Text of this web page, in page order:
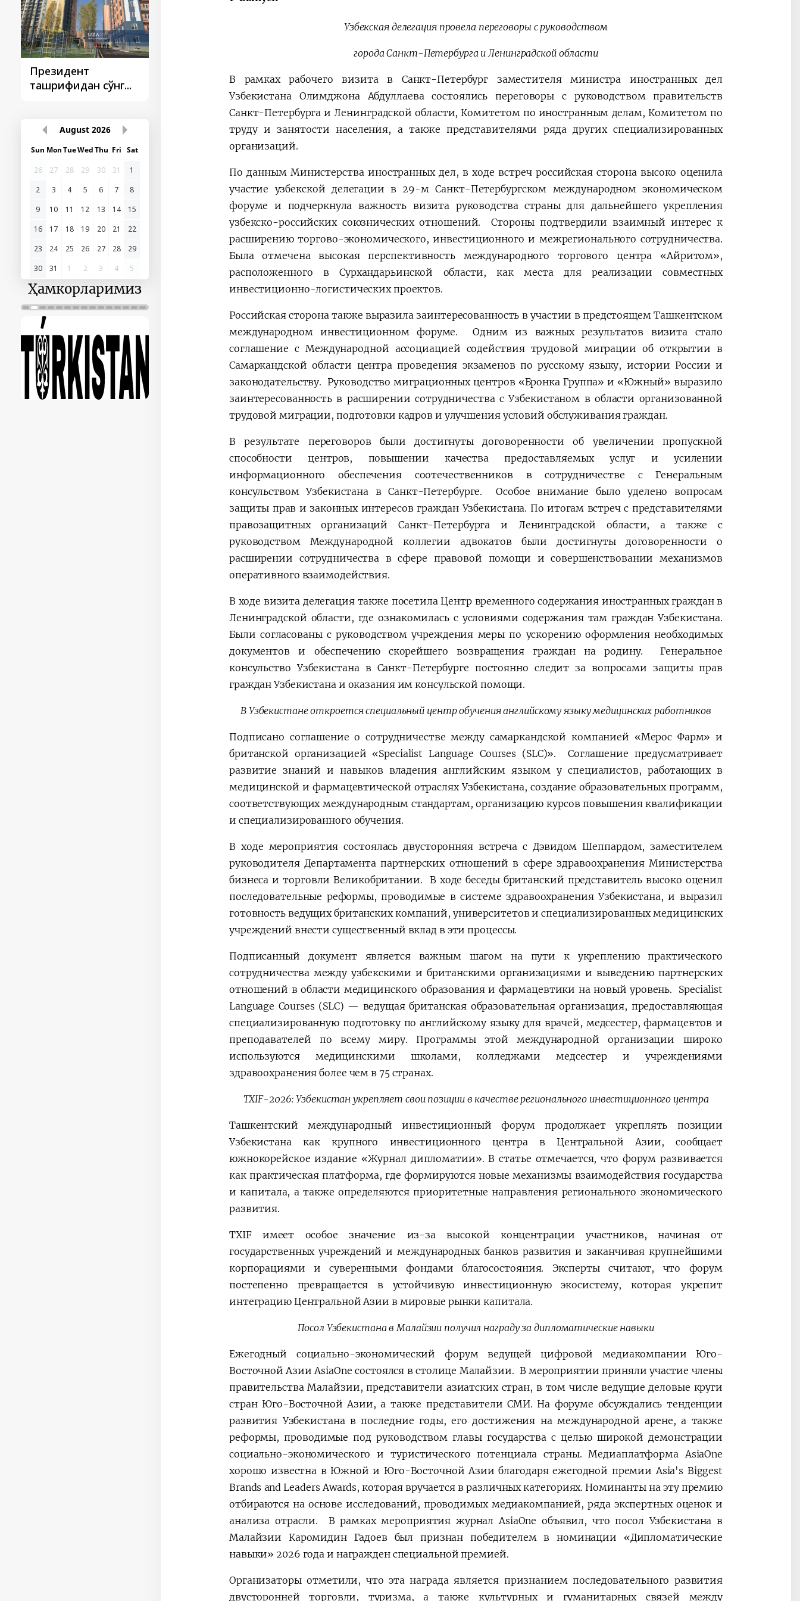
Президент
ташрифидан сўнг...
ташрифлари
“Ўзбекистон – 2030”
стратегияси
Мирзиёев
раислигида
ўтказилган
видеоселектор
August 2026
Sun MonTueWedThu Fri Sat
26
27 28 29 30 31
1
2
3 4 5 6 7
8
9
10 11 12 13 14
15
16
17 18 19 20 21
22
23
24 25 26 27 28
29
30
31 1 2 3 4 5
Ҳамкорларимиз
Узбекская делегация провела переговоры с руководством
города Санкт-Петербурга и Ленинградской области
В рамках рабочего визита в Санкт-Петербург заместителя министра иностранных дел
Узбекистана Олимджона Абдуллаева состоялись переговоры с руководством правительств
Санкт-Петербурга и Ленинградской области, Комитетом по иностранным делам, Комитетом по
труду и занятости населения, а также представителями ряда других специализированных
организаций.
По данным Министерства иностранных дел, в ходе встреч российская сторона высоко оценила
участие узбекской делегации в 29-м Санкт-Петербургском международном экономическом
форуме и подчеркнула важность визита руководства страны для дальнейшего укрепления
узбекско-российских союзнических отношений. Стороны подтвердили взаимный интерес к
расширению торгово-экономического, инвестиционного и межрегионального сотрудничества.
Была отмечена высокая перспективность международного торгового центра «Айритом»,
расположенного в Сурхандарьинской области, как места для реализации совместных
инвестиционно-логистических проектов.
Российская сторона также выразила заинтересованность в участии в предстоящем Ташкентском
международном инвестиционном форуме. Одним из важных результатов визита стало
соглашение с Международной ассоциацией содействия трудовой миграции об открытии в
Самаркандской области центра проведения экзаменов по русскому языку, истории России и
законодательству. Руководство миграционных центров «Бронка Группа» и «Южный» выразило
заинтересованность в расширении сотрудничества с Узбекистаном в области организованной
трудовой миграции, подготовки кадров и улучшения условий обслуживания граждан.
В результате переговоров были достигнуты договоренности об увеличении пропускной
способности центров, повышении качества предоставляемых услуг и усилении
информационного обеспечения соотечественников в сотрудничестве с Генеральным
консульством Узбекистана в Санкт-Петербурге. Особое внимание было уделено вопросам
защиты прав и законных интересов граждан Узбекистана. По итогам встреч с представителями
правозащитных организаций Санкт-Петербурга и Ленинградской области, а также с
руководством Международной коллегии адвокатов были достигнуты договоренности о
расширении сотрудничества в сфере правовой помощи и совершенствовании механизмов
оперативного взаимодействия.
В ходе визита делегация также посетила Центр временного содержания иностранных граждан в
Ленинградской области, где ознакомилась с условиями содержания там граждан Узбекистана.
Были согласованы с руководством учреждения меры по ускорению оформления необходимых
документов и обеспечению скорейшего возвращения граждан на родину. Генеральное
консульство Узбекистана в Санкт-Петербурге постоянно следит за вопросами защиты прав
граждан Узбекистана и оказания им консульской помощи.
В Узбекистане откроется специальный центр обучения английскому языку медицинских работников
Подписано соглашение о сотрудничестве между самаркандской компанией «Мерос Фарм» и
британской организацией «Specialist Language Courses (SLC)». Соглашение предусматривает
развитие знаний и навыков владения английским языком у специалистов, работающих в
медицинской и фармацевтической отраслях Узбекистана, создание образовательных программ,
соответствующих международным стандартам, организацию курсов повышения квалификации
и специализированного обучения.
В ходе мероприятия состоялась двусторонняя встреча с Дэвидом Шеппардом, заместителем
руководителя Департамента партнерских отношений в сфере здравоохранения Министерства
бизнеса и торговли Великобритании. В ходе беседы британский представитель высоко оценил
последовательные реформы, проводимые в системе здравоохранения Узбекистана, и выразил
готовность ведущих британских компаний, университетов и специализированных медицинских
учреждений внести существенный вклад в эти процессы.
Подписанный документ является важным шагом на пути к укреплению практического
сотрудничества между узбекскими и британскими организациями и выведению партнерских
отношений в области медицинского образования и фармацевтики на новый уровень. Specialist
Language Courses (SLC) — ведущая британская образовательная организация, предоставляющая
специализированную подготовку по английскому языку для врачей, медсестер, фармацевтов и
преподавателей по всему миру. Программы этой международной организации широко
используются медицинскими школами, колледжами медсестер и учреждениями
здравоохранения более чем в 75 странах.
TXIF-2026: Узбекистан укрепляет свои позиции в качестве регионального инвестиционного центра
Ташкентский международный инвестиционный форум продолжает укреплять позиции
Узбекистана как крупного инвестиционного центра в Центральной Азии, сообщает
южнокорейское издание «Журнал дипломатии». В статье отмечается, что форум развивается
как практическая платформа, где формируются новые механизмы взаимодействия государства
и капитала, а также определяются приоритетные направления регионального экономического
развития.
TXIF имеет особое значение из-за высокой концентрации участников, начиная от
государственных учреждений и международных банков развития и заканчивая крупнейшими
корпорациями и суверенными фондами благосостояния. Эксперты считают, что форум
постепенно превращается в устойчивую инвестиционную экосистему, которая укрепит
интеграцию Центральной Азии в мировые рынки капитала.
Посол Узбекистана в Малайзии получил награду за дипломатические навыки
Ежегодный социально-экономический форум ведущей цифровой медиакомпании Юго-
Восточной Азии AsiaOne состоялся в столице Малайзии. В мероприятии приняли участие члены
правительства Малайзии, представители азиатских стран, в том числе ведущие деловые круги
стран Юго-Восточной Азии, а также представители СМИ. На форуме обсуждались тенденции
развития Узбекистана в последние годы, его достижения на международной арене, а также
реформы, проводимые под руководством главы государства с целью широкой демонстрации
социально-экономического и туристического потенциала страны. Медиаплатформа AsiaOne
хорошо известна в Южной и Юго-Восточной Азии благодаря ежегодной премии Asia's Biggest
Brands and Leaders Awards, которая вручается в различных категориях. Номинанты на эту премию
отбираются на основе исследований, проводимых медиакомпанией, ряда экспертных оценок и
анализа отрасли. В рамках мероприятия журнал AsiaOne объявил, что посол Узбекистана в
Малайзии Каромидин Гадоев был признан победителем в номинации «Дипломатические
навыки» 2026 года и награжден специальной премией.
Организаторы отметили, что эта награда является признанием последовательного развития
двусторонней торговли, туризма, а также культурных и гуманитарных связей между